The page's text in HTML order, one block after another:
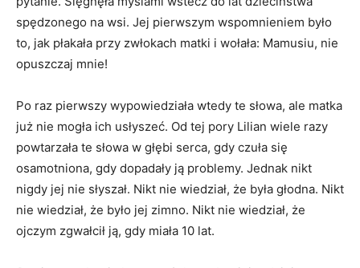
spędzonego na wsi. Jej pierwszym wspomnieniem było
to, jak płakała przy zwłokach matki i wołała: Mamusiu, nie
opuszczaj mnie!
Po raz pierwszy wypowiedziała wtedy te słowa, ale matka
już nie mogła ich usłyszeć. Od tej pory Lilian wiele razy
powtarzała te słowa w głębi serca, gdy czuła się
osamotniona, gdy dopadały ją problemy. Jednak nikt
nigdy jej nie słyszał. Nikt nie wiedział, że była głodna. Nikt
nie wiedział, że było jej zimno. Nikt nie wiedział, że
ojczym zgwałcił ją, gdy miała 10 lat.